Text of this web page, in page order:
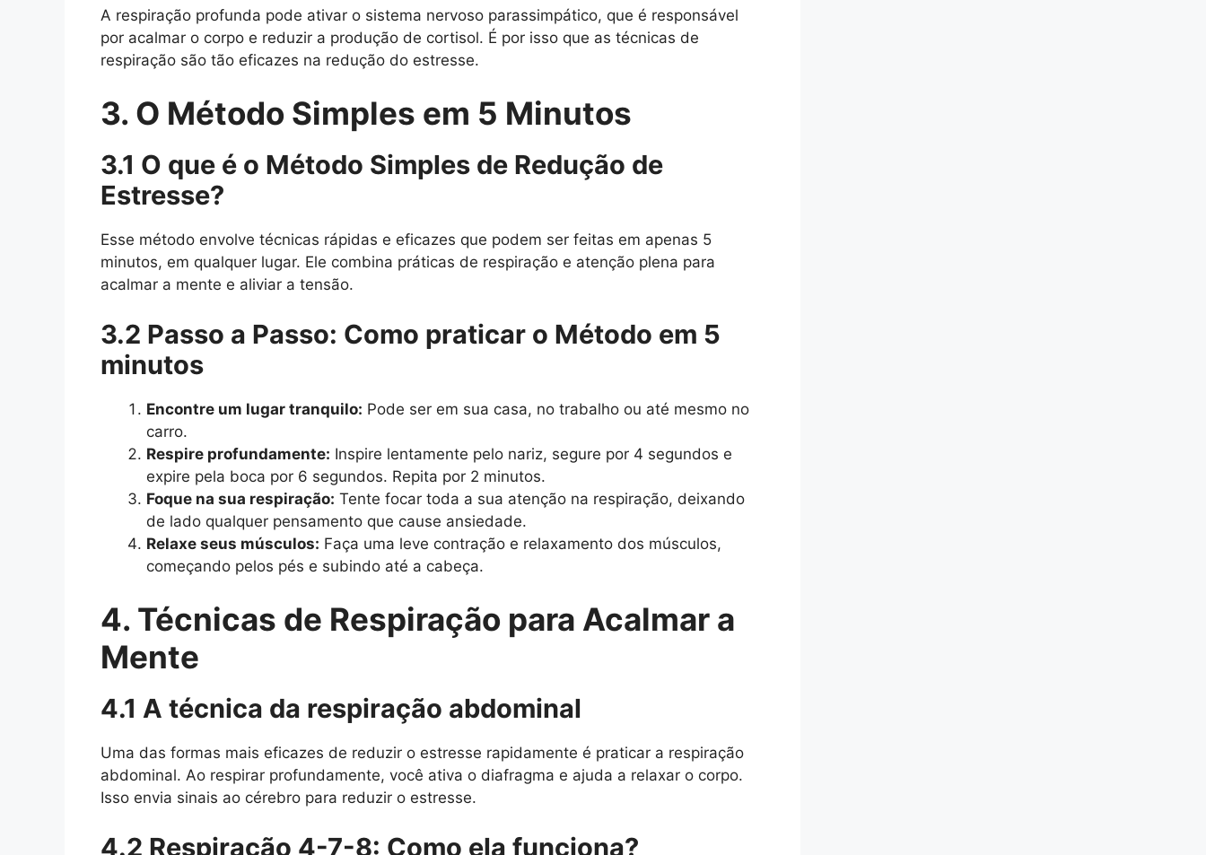
A respiração profunda pode ativar o sistema nervoso parassimpático, que é responsável
por acalmar o corpo e reduzir a produção de cortisol. É por isso que as técnicas de
respiração são tão eficazes na redução do estresse.
3. O Método Simples em 5 Minutos
3.1 O que é o Método Simples de Redução de
Estresse?
Esse método envolve técnicas rápidas e eficazes que podem ser feitas em apenas 5
minutos, em qualquer lugar. Ele combina práticas de respiração e atenção plena para
acalmar a mente e aliviar a tensão.
3.2 Passo a Passo: Como praticar o Método em 5
minutos
Encontre um lugar tranquilo: Pode ser em sua casa, no trabalho ou até mesmo no
carro.
Respire profundamente: Inspire lentamente pelo nariz, segure por 4 segundos e
expire pela boca por 6 segundos. Repita por 2 minutos.
Foque na sua respiração: Tente focar toda a sua atenção na respiração, deixando
de lado qualquer pensamento que cause ansiedade.
Relaxe seus músculos: Faça uma leve contração e relaxamento dos músculos,
começando pelos pés e subindo até a cabeça.
4. Técnicas de Respiração para Acalmar a
Mente
4.1 A técnica da respiração abdominal
Uma das formas mais eficazes de reduzir o estresse rapidamente é praticar a respiração
abdominal. Ao respirar profundamente, você ativa o diafragma e ajuda a relaxar o corpo.
Isso envia sinais ao cérebro para reduzir o estresse.
4.2 Respiração 4-7-8: Como ela funciona?